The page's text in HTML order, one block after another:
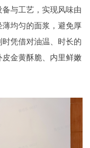
与工艺，实现风味由
均匀的面浆，避免厚
凭借对油温、时长的
金黄酥脆、内里鲜嫩